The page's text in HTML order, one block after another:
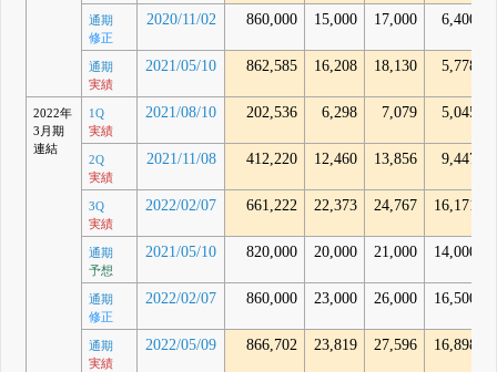
通期
修正
2020/11/02 860,000 15,000 17,000 6,400
通期
実績
2021/05/10 862,585 16,208 18,130 5,778
2022年
3月期
連結
1Q
実績
2021/08/10 202,536 6,298 7,079 5,045
2Q
実績
2021/11/08 412,220 12,460 13,856 9,447
3Q
実績
2022/02/07 661,222 22,373 24,767 16,171
通期
予想
2021/05/10 820,000 20,000 21,000 14,000
通期
修正
2022/02/07 860,000 23,000 26,000 16,500
通期
実績
2022/05/09 866,702 23,819 27,596 16,898